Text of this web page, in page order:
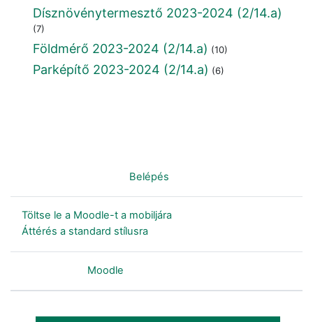
Dísznövénytermesztő 2023-2024 (2/14.a)
(7)
Földmérő 2023-2024 (2/14.a) (10)
Parképítő 2023-2024 (2/14.a) (6)
Belépés
Töltse le a Moodle-t a mobiljára
Áttérés a standard stílusra
Moodle